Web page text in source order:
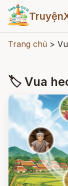
Trang chủ >
🏷 Vua